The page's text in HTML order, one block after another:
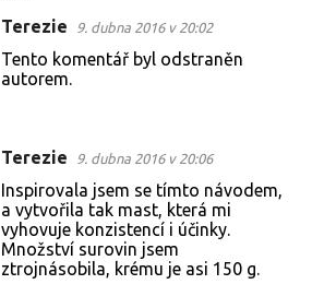
Terezie 9. dubna 2016 v 20:02
Tento komentář byl odstraněn
autorem.
Terezie 9. dubna 2016 v 20:06
Inspirovala jsem se tímto návodem,
a vytvořila tak mast, která mi
vyhovuje konzistencí i účinky.
Množství surovin jsem
ztrojnásobila, krému je asi 150 g.